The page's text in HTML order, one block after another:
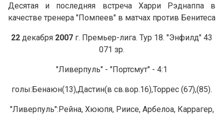
Десятая и последняя встреча Харри Рэднаппа в
качестве тренера "Помпеев" в матчах против Бенитеса
22 декабря 2007 г. Премьер-лига. Тур 18. "Энфилд" 43
071 зр.
"Ливерпуль" - "Портсмут" - 4:1
голы:Бенаюн(13),Дастин(в св.вор.16),Торрес (67),(85).
"Ливерпуль":Рейна, Хююпя, Риисе, Арбелоа, Каррагер,